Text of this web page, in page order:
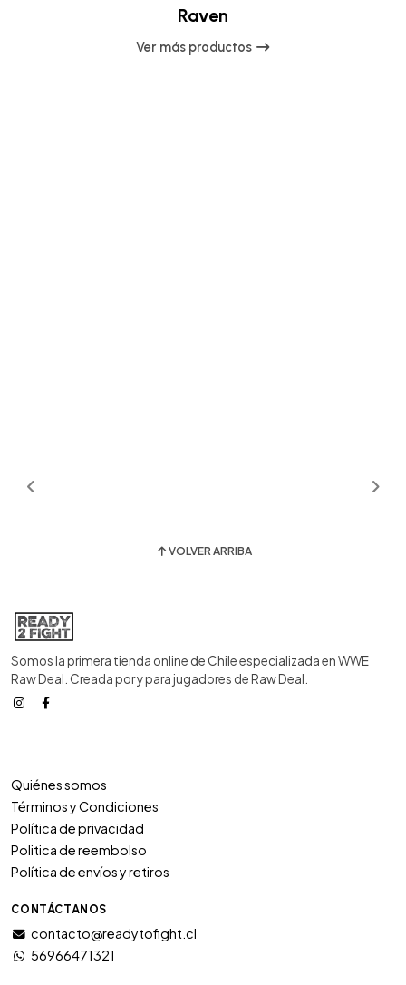
Raven
Ver más productos
VOLVER ARRIBA
Somos la primera tienda online de Chile especializada en WWE
Raw Deal. Creada por y para jugadores de Raw Deal.
Quiénes somos
Términos y Condiciones
Política de privacidad
Politica de reembolso
Política de envíos y retiros
CONTÁCTANOS
contacto@readytofight.cl
56966471321